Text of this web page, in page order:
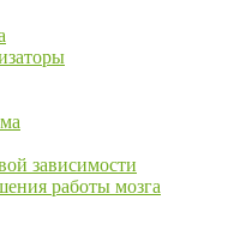
зависимости
работы мозга